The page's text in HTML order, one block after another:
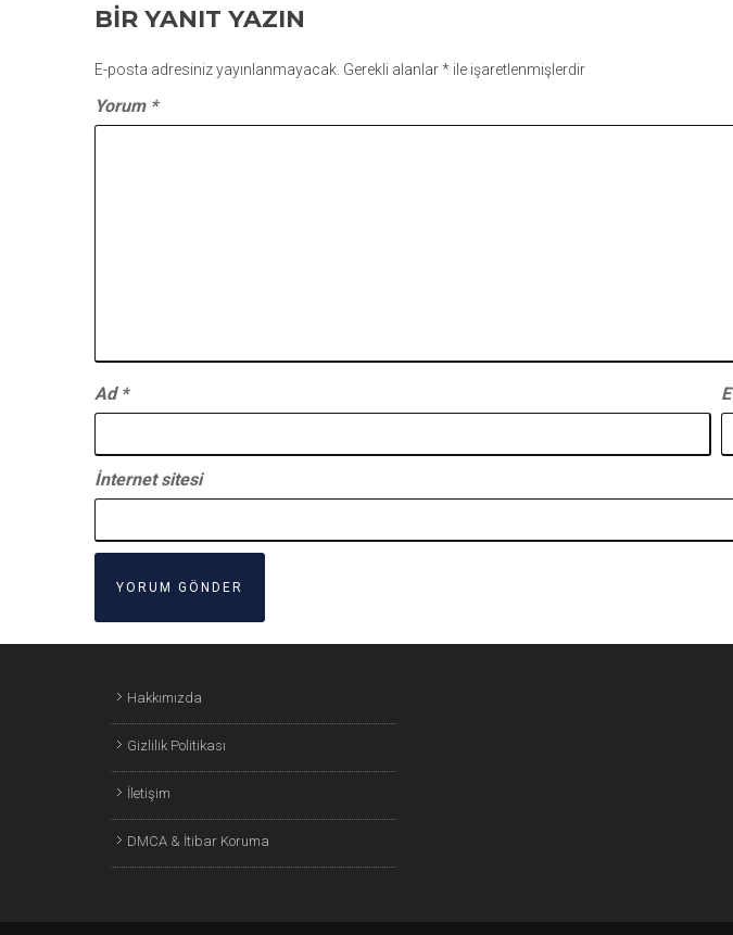
BIR YANIT YAZIN
E-posta adresiniz yayınlanmayacak. Gerekli alanlar* ile işaretlenmişlerdir
Yorum *
Ad *
İnternet sitesi
Hakkımızda
Gizlilik Politikası
İletişim
DMCA & İtibar Koruma